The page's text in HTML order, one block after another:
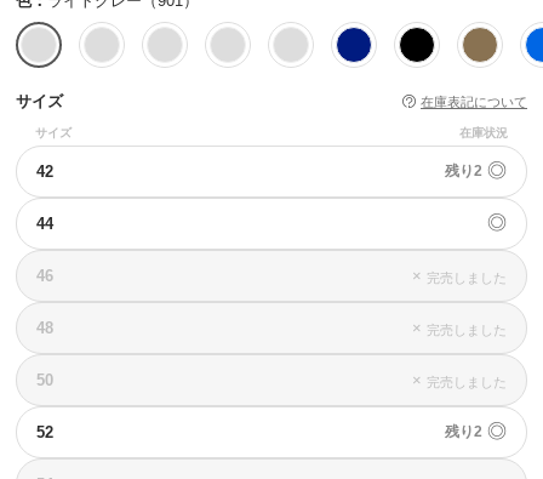
サイズ 在庫表記について
サイズ 在庫状況
42 残り2 ◎
44 ◎
46 × 完売しました
48 × 完売しました
50 × 完売しました
52 残り2 ◎